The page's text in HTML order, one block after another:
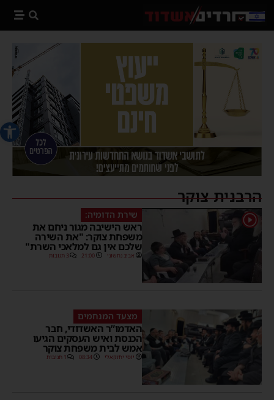
פתח
הרבנית צוקר
1 שירת הדומיה:
ראש הישיבה מגור ניחם את
משפחת צוקר: "את השירה
שלכם אין גם למלאכי השרת"
אביב נחשוני 21:00 3 תגובות
מצעד המנחמים
האדמו”ר האשדודי, חבר
הכנסת ואיש העסקים הגיעו
אמש לבית משפחת צוקר
יוסי יחזקאלי 08:34 1 תגובות